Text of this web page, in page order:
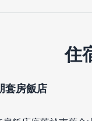
住
套房飯店